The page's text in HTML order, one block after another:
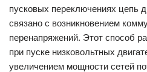
пусковых переключениях цепь
связано с возникновением
перенапряжений. Этот способ
при пуске низковольтных
увеличением мощности сетей